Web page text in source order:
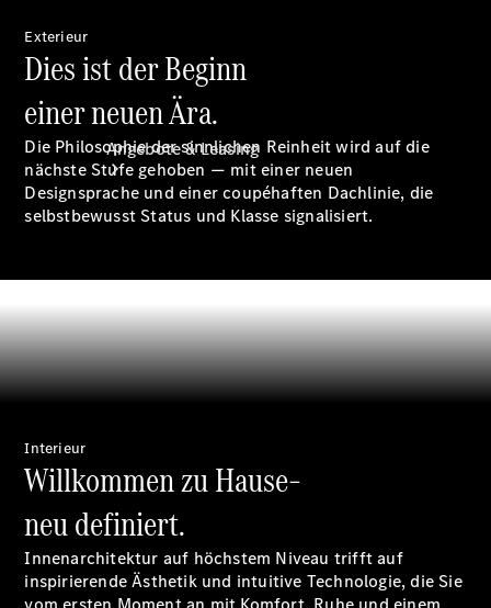
Angebote & Leasing
Aktuelle
Sondermodelle
Occasionen
Aktuelle
Leasingangebote
Geschäftskunden
Exterieur
Dies ist der Beginn
einer neuen Ära.
Die Philosophie der sinnlichen Reinheit wird auf die
nächste Stufe gehoben — mit einer neuen
Designsprache und einer coupéhaften Dachlinie, die
selbstbewusst Status und Klasse signalisiert.
Interieur
Willkommen zu Hause–
neu definiert.
Innenarchitektur auf höchstem Niveau trifft auf
inspirierende Ästhetik und intuitive Technologie, die Sie